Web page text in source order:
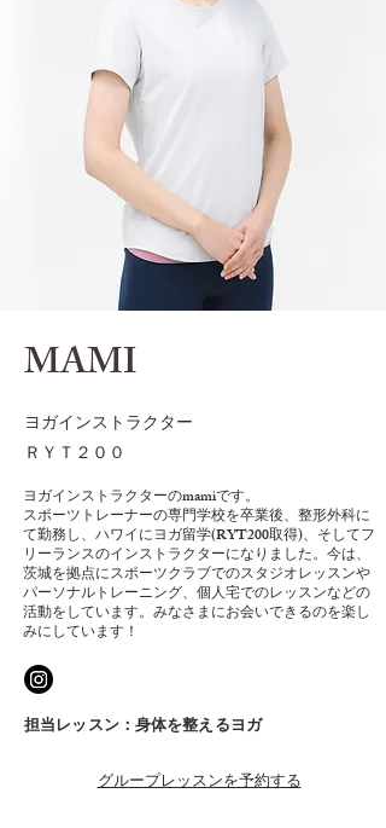
MAMI
ヨガインストラクター
​ＲＹＴ２００
ヨガインストラクターのmamiです。
スポーツトレーナーの専門学校を卒業後、整形外科に
て勤務し、ハワイにヨガ留学(RYT200取得)、そしてフ
リーランスのインストラクターになりました。今は、
茨城を拠点にスポーツクラブでのスタジオレッスンや
パーソナルトレーニング、個人宅でのレッスンなどの
活動をしています。みなさまにお会いできるのを楽し
みにしています！
担当レッスン：身体を整えるヨガ
グループレッスンを予約する